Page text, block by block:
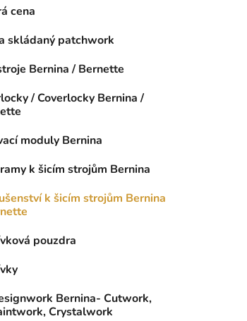
cena
skládaný patchwork
Bernina / Bernette
/ Coverlocky Bernina /
moduly Bernina
k šicím strojům Bernina
k šicím strojům Bernina
pouzdra
Bernina- Cutwork,
Crystalwork